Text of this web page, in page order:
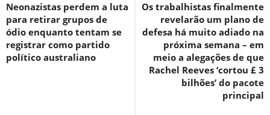
Neonazistas perdem a luta
para retirar grupos de
ódio enquanto tentam se
registrar como partido
político australiano
Os trabalhistas finalmente
revelarão um plano de
defesa há muito adiado na
próxima semana – em
meio a alegações de que
Rachel Reeves ‘cortou £ 3
bilhões’ do pacote
principal